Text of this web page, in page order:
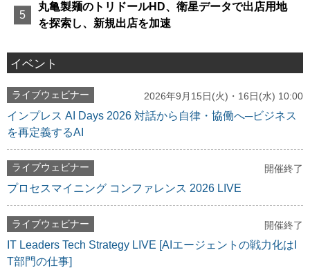
丸亀製麺のトリドールHD、衛星データで出店用地
を探索し、新規出店を加速
イベント
ライブウェビナー 2026年9月15日(火)・16日(水) 10:00
インプレス AI Days 2026 対話から自律・協働へ─ビジネス
を再定義するAI
ライブウェビナー 開催終了
プロセスマイニング コンファレンス 2026 LIVE
ライブウェビナー 開催終了
IT Leaders Tech Strategy LIVE [AIエージェントの戦力化はI
T部門の仕事]